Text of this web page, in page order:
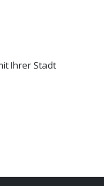
Ihrer Stadt